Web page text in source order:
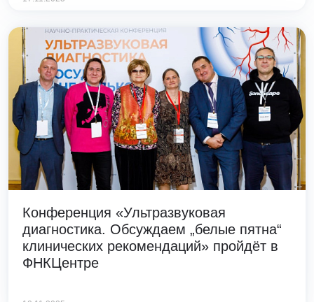
Конференция «Ультразвуковая
диагностика. Обсуждаем „белые пятна“
клинических рекомендаций» пройдёт в
ФНКЦентре